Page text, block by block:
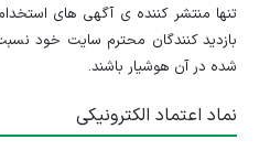
تنها منتشر کننده ی آگهی های
بازدید کنندگان محترم سایت خود
شده در آن هوشیار باشند.
نماد اعتماد الکترونیکی